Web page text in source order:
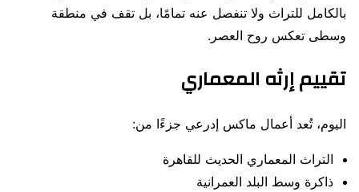
بالكامل للتراث ولا تنفصل عنه تمامًا، بل تقف في منطقة
وسطى تعكس روح العصر.
تقييم إرثه المعماري
اليوم، تُعد أعمال ماكس إدرعي جزءًا من:
التراث المعماري الحديث للقاهرة
ذاكرة وسط البلد العمرانية